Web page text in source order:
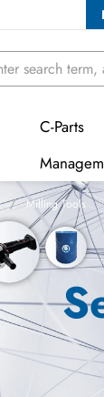
C-Parts
Milling Tools